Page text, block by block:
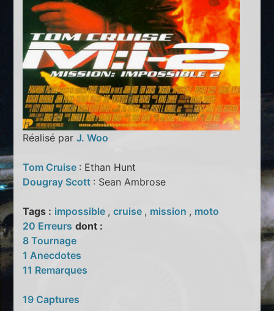
Réalisé parJ. Woo
Tom Cruise : Ethan Hunt
Dougray Scott : Sean Ambrose
Tags : impossible ,cruise , mission , moto
20 Erreurs dont :
8 Tournage
1 Anecdotes
11 Remarques
19 Captures